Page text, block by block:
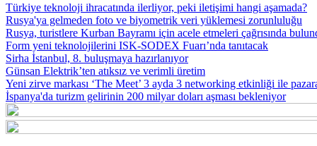
Türkiye teknoloji ihracatında ilerliyor, peki iletişimi hangi aşamada?
Rusya'ya gelmeden foto ve biyometrik veri yüklemesi zorunluluğu
Rusya, turistlere Kurban Bayramı için acele etmeleri çağrısında
Form yeni teknolojilerini ISK-SODEX Fuarı’nda tanıtacak
Sirha İstanbul, 8. buluşmaya hazırlanıyor
Günsan Elektrik’ten atıksız ve verimli üretim
Yeni zirve markası ‘The Meet’ 3 ayda 3 networking etkinliği ile
İspanya'da turizm gelirinin 200 milyar doları aşması bekleniyor